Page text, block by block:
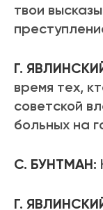
твои
Г.
время тех,
советской
больных на
С. БУНТМАН:
Г.